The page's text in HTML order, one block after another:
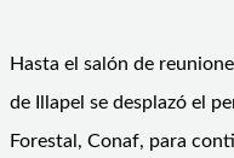
Hasta el salón de
de Illapel se desplazó el
Forestal, Conaf, para